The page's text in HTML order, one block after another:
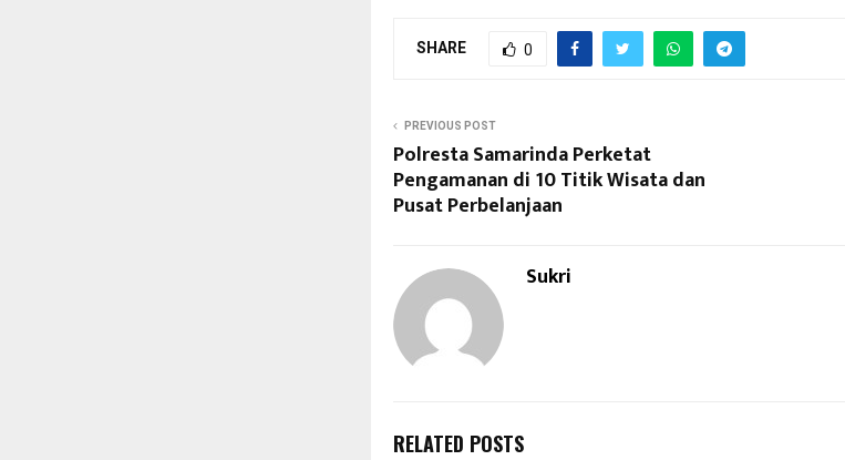
SHARE 0
PREVIOUS POST
Polresta Samarinda Perketat
Pengamanan di 10 Titik Wisata dan
Pusat Perbelanjaan
Sukri
RELATED POSTS